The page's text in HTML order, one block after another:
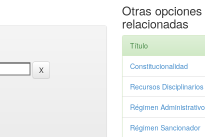
Otras opciones
relacionadas
Título
Constitucionalidad
Recursos Disciplinarios
Régimen Administrativo
Régimen Sancionador